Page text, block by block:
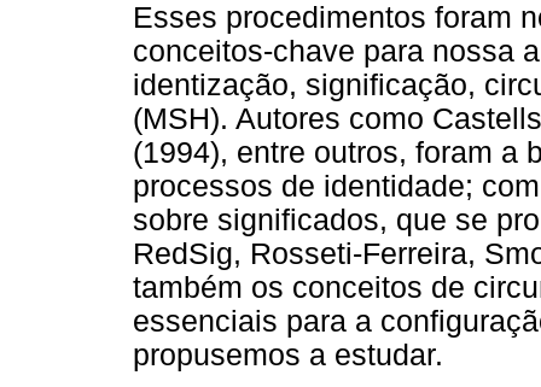
Esses procedimentos foram
conceitos-chave para nossa
identização, significação,
(MSH). Autores como
(1994), entre outros, foram a
processos de identidade;
sobre significados, que se
RedSig, Rosseti-Ferreira,
também os conceitos de
essenciais para a
propusemos a estudar.